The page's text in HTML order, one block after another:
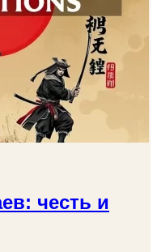
честь и